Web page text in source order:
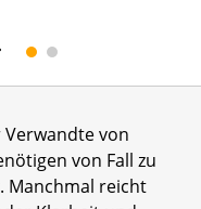
von
von Fall zu
Manchmal reicht